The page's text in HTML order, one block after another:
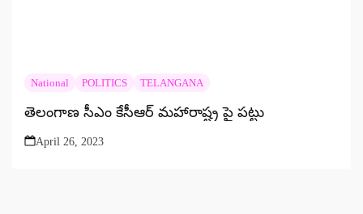
National POLITICS TELANGANA
తెలంగాణ సీఎం కేసీఆర్ మహారాష్ట్ర పై పట్టు
April 26, 2023